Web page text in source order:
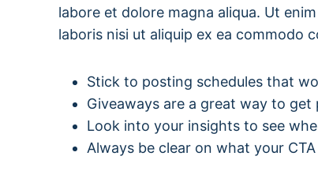
labore et dolore magna aliqua. Ut
laboris nisi ut aliquip ex ea commodo
Stick to posting schedules that
Giveaways are a great way to
Look into your insights to see
Always be clear on what your CTA